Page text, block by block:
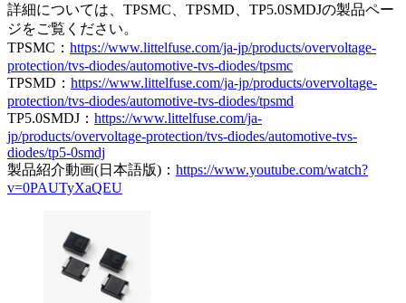
詳細については、TPSMC、TPSMD、TP5.0SMDJの製品ペー
ジをご覧ください。
TPSMC： https://www.littelfuse.com/ja-jp/products/overvoltage-
protection/tvs-diodes/automotive-tvs-diodes/tpsmc
TPSMD： https://www.littelfuse.com/ja-jp/products/overvoltage-
protection/tvs-diodes/automotive-tvs-diodes/tpsmd
TP5.0SMDJ： https://www.littelfuse.com/ja-
jp/products/overvoltage-protection/tvs-diodes/automotive-tvs-
diodes/tp5-0smdj
製品紹介動画(日本語版)： https://www.youtube.com/watch?
v=0PAUTyXaQEU